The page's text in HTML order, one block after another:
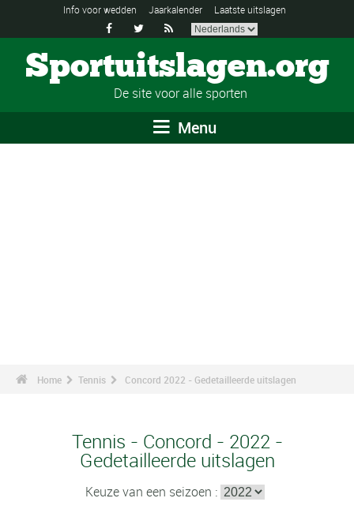
Info voor wedden Jaarkalender Laatste uitslagen
  
Sportuitslagen.org
De site voor alle sporten
Menu
Home Tennis Concord 2022 - Gedetailleerde uitslagen
Tennis - Concord - 2022 -
Gedetailleerde uitslagen
Keuze van een seizoen :